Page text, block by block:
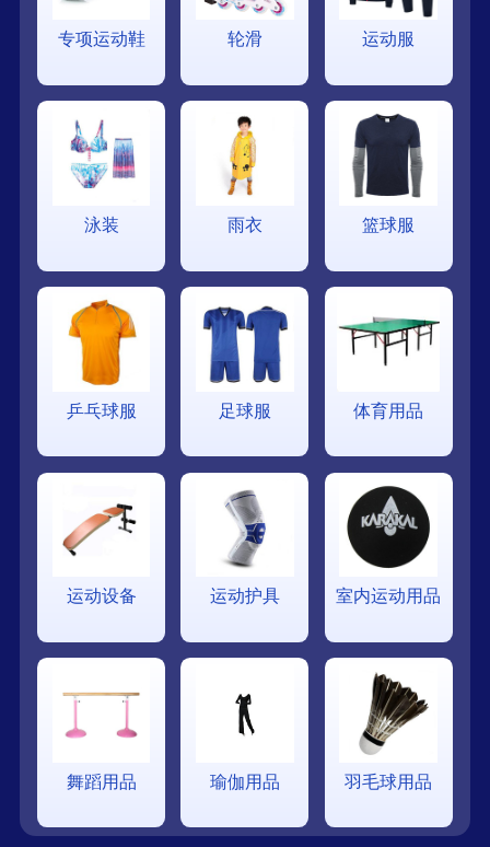
专项运动鞋 轮滑 运动服
泳装 雨衣 篮球服
乒乓球服 足球服 体育用品
运动设备 运动护具 室内运动用品
舞蹈用品 瑜伽用品 羽毛球用品